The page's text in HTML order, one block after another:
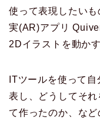
使って表現したい
実(AR)アプリ
2Dイラストを動か
ITツールを使って
表し、どうしてそ
て作ったのか、な